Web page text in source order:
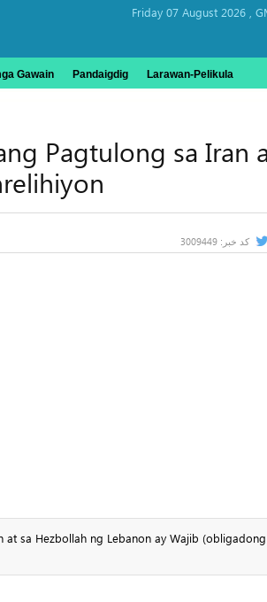
Friday 07 August 2026 ,
Gawain Pandaigdig Larawan-Pelikula
Pagtulong sa Iran
کد خبر:3009449
sa Hezbollah ng Lebanon ay Wajib (obligadong